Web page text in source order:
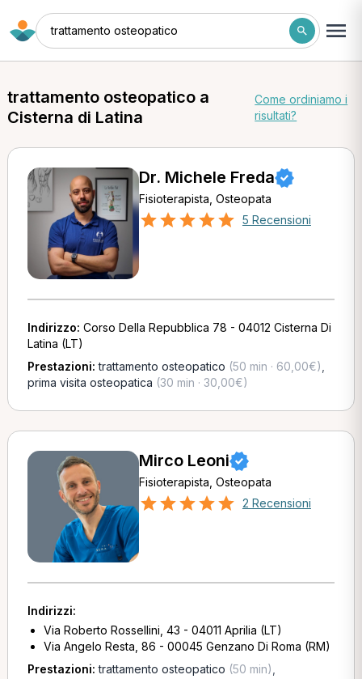
trattamento osteopatico
trattamento osteopatico a
Cisterna di Latina
Come ordiniamo i
risultati?
Dr. Michele Freda
Fisioterapista, Osteopata
5 Recensioni
Indirizzo: Corso Della Repubblica 78 - 04012 Cisterna Di
Latina (LT)
Prestazioni:trattamento osteopatico (50 min · 60,00€)
prima visita osteopatica (30 min · 30,00€)
Mirco Leoni
Fisioterapista, Osteopata
2 Recensioni
Indirizzi:
Via Roberto Rossellini, 43 - 04011 Aprilia (LT)
Via Angelo Resta, 86 - 00045 Genzano Di Roma (RM)
Prestazioni:trattamento osteopatico (50 min)